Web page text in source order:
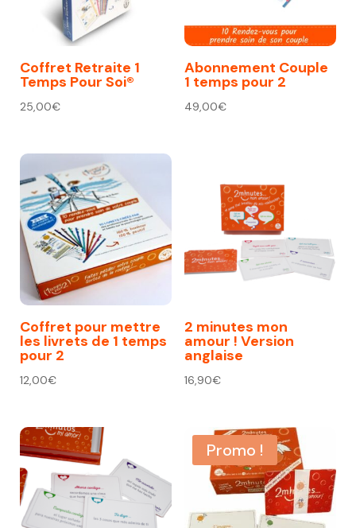
Coffret Retraite 1
Temps Pour Soi®
25,00€
Abonnement Couple
1 temps pour 2
49,00€
Coffret pour mettre
les livrets de 1 temps
pour 2
12,00€
2 minutes mon
amour ! Version
anglaise
16,90€
Promo !